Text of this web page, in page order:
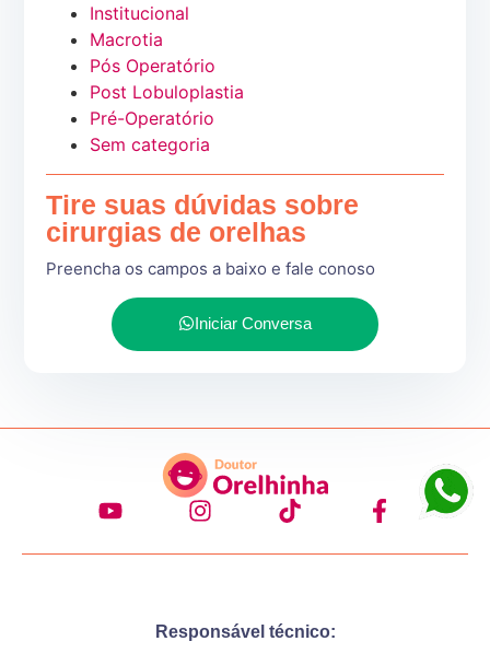
Institucional
Macrotia
Pós Operatório
Post Lobuloplastia
Pré-Operatório
Sem categoria
Tire suas dúvidas sobre
cirurgias de orelhas
Preencha os campos a baixo e fale conoso
Iniciar Conversa
Responsável técnico: